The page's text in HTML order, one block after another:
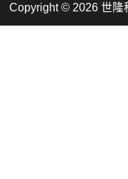
Copyright © 2026 世隆